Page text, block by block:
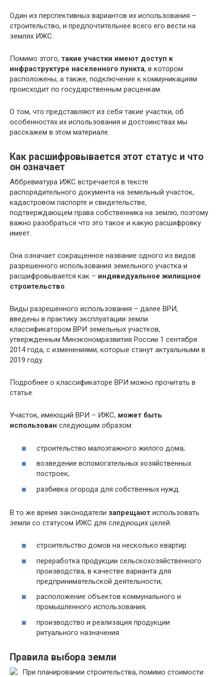
Один из перспективных вариантов их использования –
строительство, и предпочтительнее всего его вести на
землях ИЖС.
Помимо этого, такие участки имеют доступ к
инфраструктуре населенного пункта, в котором
расположены, а также, подключение к коммуникациям
происходит по государственным расценкам.
О том, что представляют из себя такие участки, об
особенностях их использования и достоинствах мы
расскажем в этом материале.
Как расшифровывается этот статус и что
он означает
Аббревиатура ИЖС встречается в тексте
распорядительного документа на земельный участок,
кадастровом паспорте и свидетельстве,
подтверждающем права собственника на землю, поэтому
важно разобраться что это такое и какую расшифровку
имеет.
Она означает сокращенное название одного из видов
разрешенного использования земельного участка и
расшифровывается как – индивидуальное жилищное
строительство.
Виды разрешенного использования – далее ВРИ,
введены в практику эксплуатации земли
классификатором ВРИ земельных участков,
утвержденным Минэкономразвития России 1 сентября
2014 года, с изменениями, которые станут актуальными в
2019 году.
Подробнее о классификаторе ВРИ можно прочитать в
статье.
Участок, имеющий ВРИ – ИЖС, может быть
использован следующим образом:
строительство малоэтажного жилого дома;
возведение вспомогательных хозяйственных
построек;
разбивка огорода для собственных нужд.
В то же время законодатели запрещают использовать
земли со статусом ИЖС для следующих целей:
строительство домов на несколько квартир.
переработка продукции сельскохозяйственного
производства, в качестве варианта для
предпринимательской деятельности;
расположение объектов коммунального и
промышленного использования;
производство и реализация продукции
ритуального назначения.
Правила выбора земли
При планировании строительства, помимо стоимости